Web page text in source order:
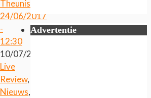
Theunissen
24/06/2017
-
12:30
10/07/2017
Live
Review,
Nieuws,
Advertentie